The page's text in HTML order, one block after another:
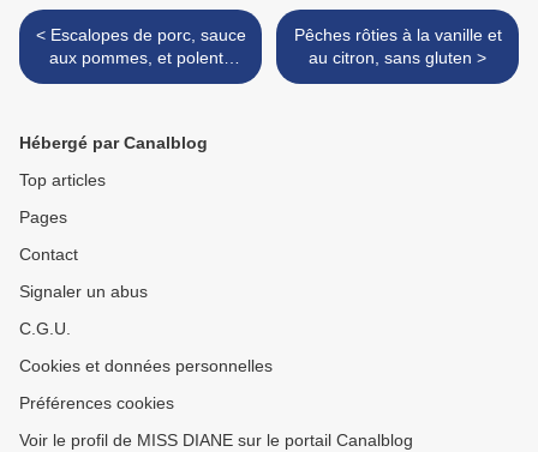
< Escalopes de porc, sauce
aux pommes, et polenta
aux pois verts, sans gluten
Pêches rôties à la vanille et
au citron, sans gluten >
Hébergé par Canalblog
Top articles
Pages
Contact
Signaler un abus
C.G.U.
Cookies et données personnelles
Préférences cookies
Voir le profil de MISS DIANE sur le portail Canalblog